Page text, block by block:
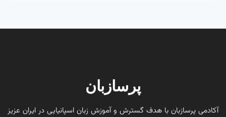
پرسازبان
آکادمی پرسازبان با هدف گسترش و آموزش زبان اسپانیایی در ایران عزیز